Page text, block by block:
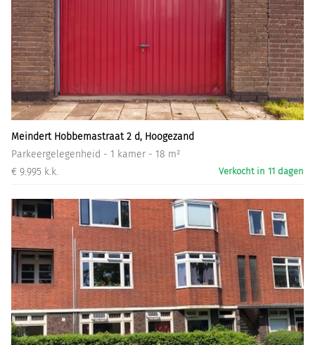
Meindert Hobbemastraat 2 d, Hoogezand
Parkeergelegenheid - 1 kamer - 18 m²
€ 9.995 k.k.
Verkocht in 11 dagen